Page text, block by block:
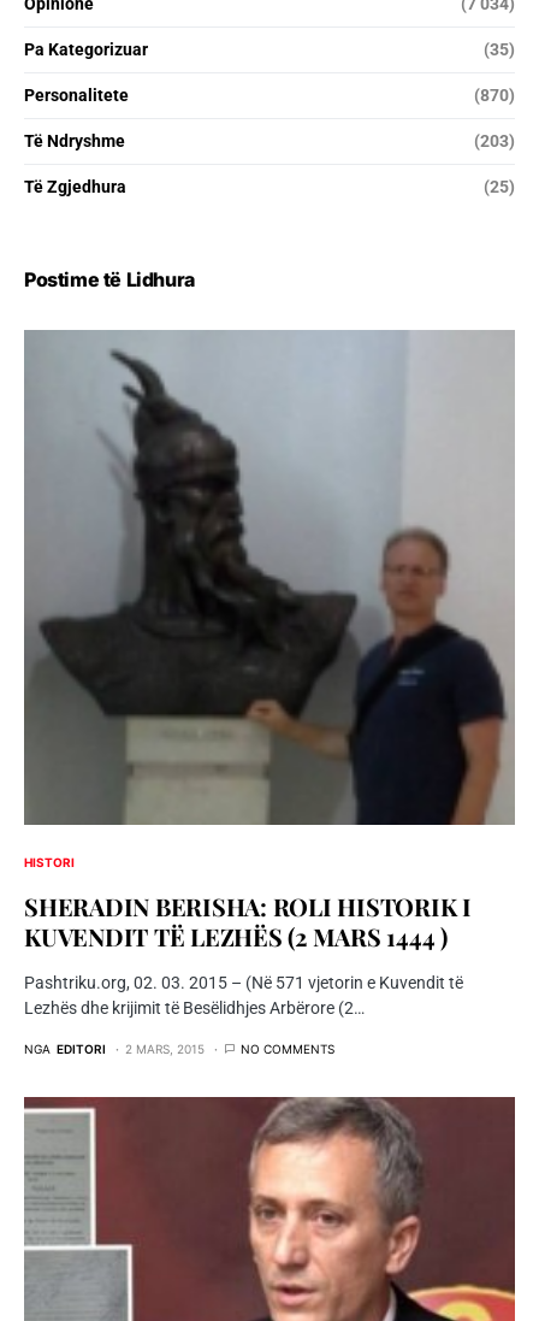
Pa Kategorizuar (35)
Personalitete (870)
Të Ndryshme (203)
Të Zgjedhura (25)
Postime të Lidhura
HISTORI
SHERADIN BERISHA: ROLI HISTORIK I
KUVENDIT TË LEZHËS (2 MARS 1444 )
Pashtriku.org, 02. 03. 2015 – (Në 571 vjetorin e Kuvendit të
Lezhës dhe krijimit të Besëlidhjes Arbërore (2…
NGA EDITORI 2 MARS, 2015 NO COMMENTS